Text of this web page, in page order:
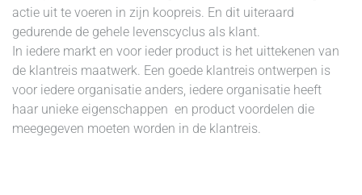
actie uit te voeren in zijn koopreis. En dit uiteraard
gedurende de gehele levenscyclus als klant.
In iedere markt en voor ieder product is het uittekenen van
de klantreis maatwerk. Een goede klantreis ontwerpen is
voor iedere organisatie anders, iedere organisatie heeft
haar unieke eigenschappen en product voordelen die
meegegeven moeten worden in de klantreis.